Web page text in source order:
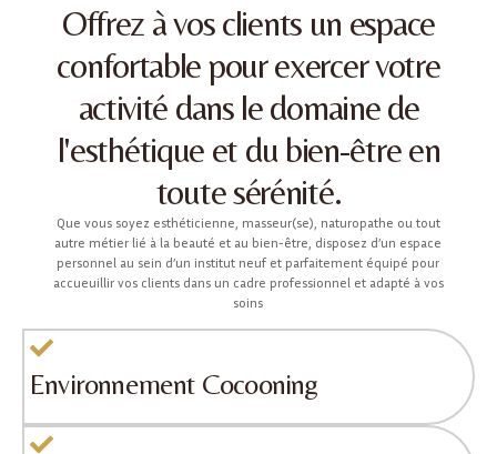
Offrez à vos clients un espace
confortable pour exercer votre
activité dans le domaine de
l'esthétique et du bien-être en
toute sérénité.
Que vous soyez esthéticienne, masseur(se), naturopathe ou tout
autre métier lié à la beauté et au bien-être, disposez d’un espace
personnel au sein d’un institut neuf et parfaitement équipé pour
accueuillir vos clients dans un cadre professionnel et adapté à vos
soins
Environnement Cocooning